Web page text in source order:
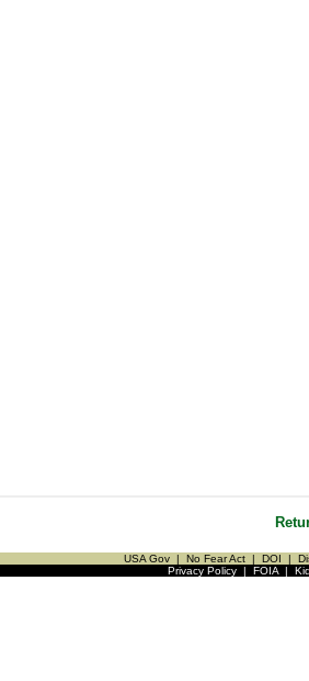
USA Gov | No Fear Act | DOI |
Privacy Policy| FOIA|